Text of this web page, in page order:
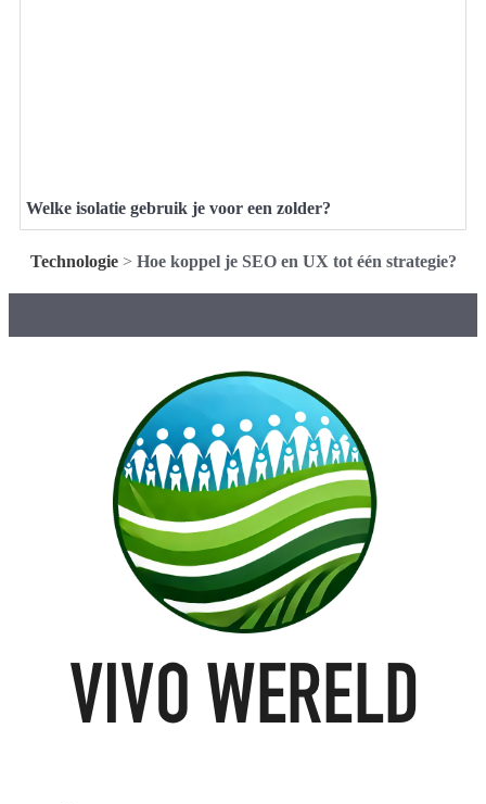
Welke isolatie gebruik je voor een zolder?
Technologie> Hoe koppel je SEO en UX tot één strategie?